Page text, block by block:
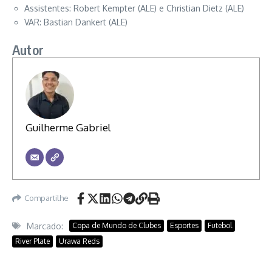
Assistentes: Robert Kempter (ALE) e Christian Dietz (ALE)
VAR: Bastian Dankert (ALE)
Autor
Guilherme Gabriel
Compartilhe
Marcado: Copa de Mundo de Clubes Esportes
Futebol
River Plate
Urawa Reds